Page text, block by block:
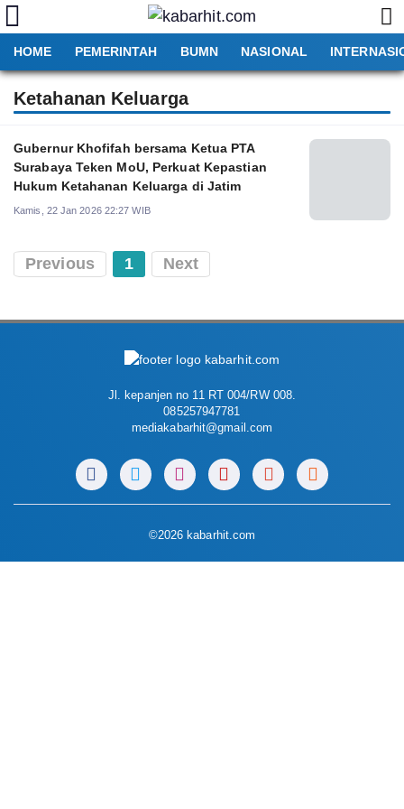
HOME PEMERINTAH BUMN NASIONAL
Ketahanan Keluarga
Gubernur Khofifah bersama Ketua PTA
Surabaya Teken MoU, Perkuat Kepastian
Hukum Ketahanan Keluarga di Jatim
Kamis, 22 Jan 2026 22:27 WIB
Previous 1 Next
Jl. kepanjen no 11 RT 004/RW 008.
085257947781
mediakabarhit@gmail.com
©2026 kabarhit.com